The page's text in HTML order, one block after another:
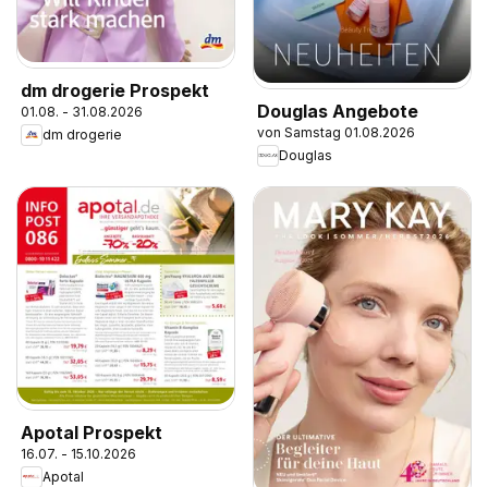
dm drogerie Prospekt
01.08. - 31.08.2026
dm drogerie
Douglas Angebote
von Samstag 01.08.2026
Douglas
Apotal Prospekt
16.07. - 15.10.2026
Apotal